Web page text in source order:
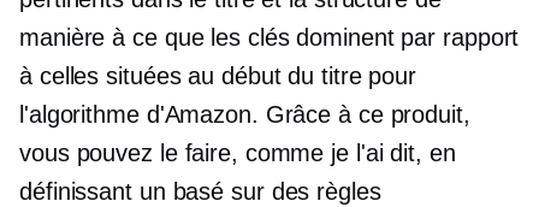
manière à ce que les clés dominent par rapport
à celles situées au début du titre pour
l'algorithme d'Amazon. Grâce à ce produit,
vous pouvez le faire, comme je l'ai dit, en
définissant un basé sur des règles